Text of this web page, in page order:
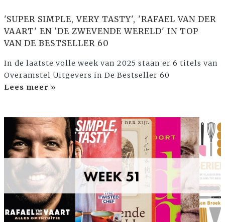
'SUPER SIMPLE, VERY TASTY', 'RAFAEL VAN DER
VAART' EN 'DE ZWEVENDE WERELD' IN TOP
VAN DE BESTSELLER 60
In de laatste volle week van 2025 staan er 6 titels van
Overamstel Uitgevers in De Bestseller 60
Lees meer »